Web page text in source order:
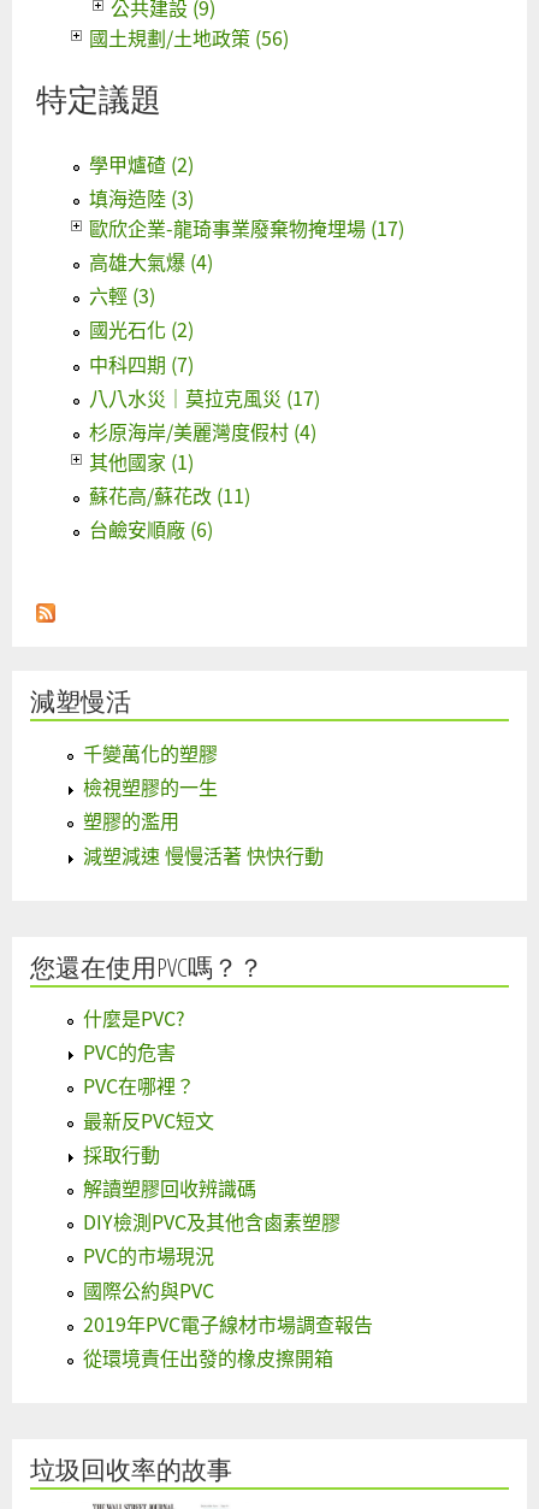
公共建設 (9)
國土規劃/土地政策 (56)
特定議題
學甲爐碴 (2)
填海造陸 (3)
歐欣企業-龍琦事業廢棄物掩埋場 (17)
高雄大氣爆 (4)
六輕 (3)
國光石化 (2)
中科四期 (7)
八八水災｜莫拉克風災 (17)
杉原海岸/美麗灣度假村 (4)
其他國家 (1)
蘇花高/蘇花改 (11)
台鹼安順廠 (6)
減塑慢活
千變萬化的塑膠
檢視塑膠的一生
塑膠的濫用
減塑減速 慢慢活著 快快行動
您還在使用PVC嗎？？
什麼是PVC?
PVC的危害
PVC在哪裡？
最新反PVC短文
採取行動
解讀塑膠回收辨識碼
DIY檢測PVC及其他含鹵素塑膠
PVC的市場現況
國際公約與PVC
2019年PVC電子線材市場調查報告
從環境責任出發的橡皮擦開箱
垃圾回收率的故事